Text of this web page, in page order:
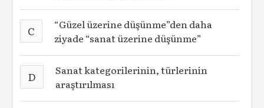
C
“Güzel üzerine düşünme”den daha
ziyade “sanat üzerine düşünme”
D
Sanat kategorilerinin, türlerinin
araştırılması